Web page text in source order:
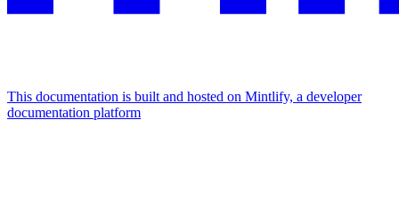
This documentation is built and hosted on Mintlify, a developer
documentation platform